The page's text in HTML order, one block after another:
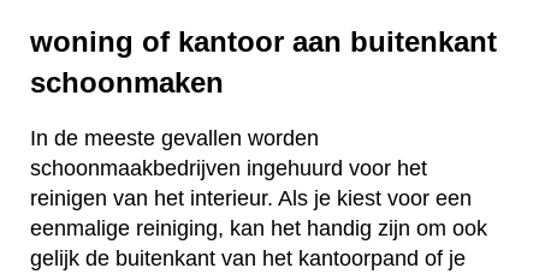
woning of kantoor aan buitenkant
schoonmaken
In de meeste gevallen worden
schoonmaakbedrijven ingehuurd voor het
reinigen van het interieur. Als je kiest voor een
eenmalige reiniging, kan het handig zijn om ook
gelijk de buitenkant van het kantoorpand of je